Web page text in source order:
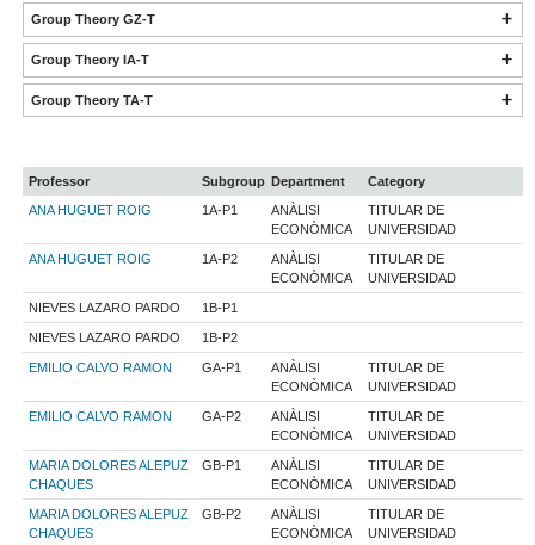
Group Theory GZ-T
Group Theory IA-T
Group Theory TA-T
Professor Subgroup Department
Category
ANA HUGUET ROIG
1A-P1
ANÀLISI
ECONÒMICA
TITULAR DE
UNIVERSIDAD
ANA HUGUET ROIG 1A-P2
ANÀLISI
ECONÒMICA
TITULAR DE
UNIVERSIDAD
NIEVES LAZARO PARDO 1B-P1
NIEVES LAZARO PARDO 1B-P2
EMILIO CALVO RAMON GA-P1
ANÀLISI
ECONÒMICA
TITULAR DE
UNIVERSIDAD
EMILIO CALVO RAMON GA-P2
ANÀLISI
ECONÒMICA
TITULAR DE
UNIVERSIDAD
MARIA DOLORES ALEPUZ
CHAQUES
GB-P1
ANÀLISI
ECONÒMICA
TITULAR DE
UNIVERSIDAD
MARIA DOLORES ALEPUZ
CHAQUES
GB-P2
ANÀLISI
ECONÒMICA
TITULAR DE
UNIVERSIDAD